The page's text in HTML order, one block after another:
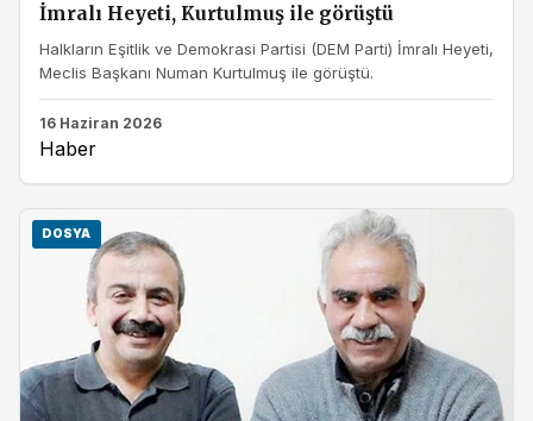
İmralı Heyeti, Kurtulmuş ile görüştü
Halkların Eşitlik ve Demokrasi Partisi (DEM Parti) İmralı Heyeti,
Meclis Başkanı Numan Kurtulmuş ile görüştü.
16 Haziran 2026
Haber
DOSYA